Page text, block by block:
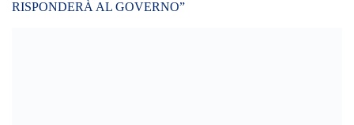
RISPONDERÀ AL GOVERNO”